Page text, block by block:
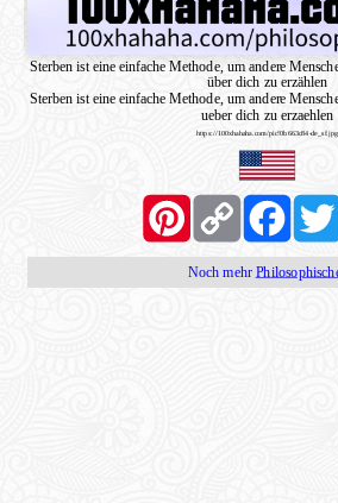
Sterben ist eine einfache Methode, um andere
über dich zu erzählen
Sterben ist eine einfache Methode, um andere
ueber dich zu erzaehlen
https://100xhahaha.com/pic!0b663c84-de_sf.jpg
PinterestCopy
Link
Noch mehr